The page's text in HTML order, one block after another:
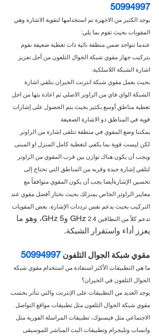
50994997
يوجد الكثير من الاجهزة تم استخدامها لتقوية الاشارة وهي
المقويات بحيث تقوم بما يلي:
عندما تتواجد ضمن منطقة نائية ذات تغطية ضعيفة نقوم
بتركيب جهاز مقوي شبكة الجوال التلفون من أجل تعزيز
اشارة الشبكة اللاسلكية.
بحيث يعمل مقوي شبكة انترنت الخيران بتلقي اشارة
الشبكة الواي فاي من الراوتر الاصلي ثم اعادة بثها من اجل
تغطية مناطق أوسع بكثير بحيث يتم الحصول على إشارات
قوية في المناطق ذو الاشارة الضعيفة
يمكننا وضع المقوي في منطقة تتلقى اشارة من الراوتر
لكن ليست قوية بما يكفي لتغطية كامل المنزل او المبنى
ويجب أن يكون هناك توازن بين قرب المقوي من الراوتر
لتلقي إشارة جيدة وقربه من المناطق التي تحتاج إلى
تحسين الإشارةأيضا يجب أن يكون المقوي متوافقاً مع
معايير الراوتر الخاص بمنزلك بحيث نختار أفضل مقوي عند
التركيب بحيث يدعم نفس ترددات الإشارة، بعض المقويات
تدعم كلاً من النطاقين 2.4
GHz و5 GHz، وهو ما
يعزز أداء واستقرار الشبكة.
مقوي شبكة الجوال التلفون 50994997
ما هي التطبيقات الأكثر استفادة من استخدام مقوي شبكة
الجوال التلفون في الخيران؟
يوجد العديد من التطبيقات على الإنترنت والتي تتأثر بحسب
مقوي شبكة الجوال التلفون مثل تطبيقات مواقع التواصل
الاجتماعي مثل فيسبوك، تطبيقات المراسلة الفورية مثل
واتساب وتليجرام وتطبيقات البث المباشر للموسيقى